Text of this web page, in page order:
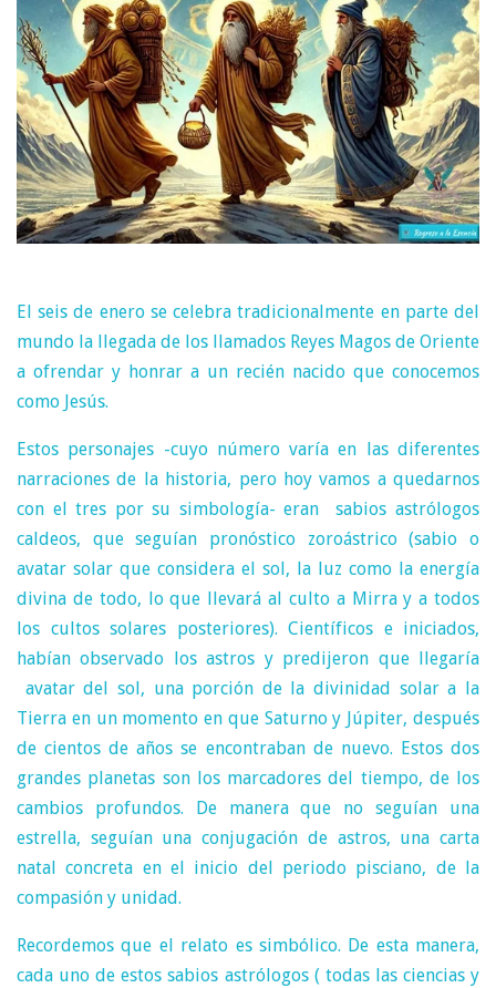
El seis de enero se celebra tradicionalmente en parte del
mundo la llegada de los llamados Reyes Magos de Oriente
a ofrendar y honrar a un recién nacido que conocemos
como Jesús.
Estos personajes -cuyo número varía en las diferentes
narraciones de la historia, pero hoy vamos a quedarnos
con el tres por su simbología- eran sabios astrólogos
caldeos, que seguían pronóstico zoroástrico (sabio o
avatar solar que considera el sol, la luz como la energía
divina de todo, lo que llevará al culto a Mirra y a todos
los cultos solares posteriores). Científicos e iniciados,
habían observado los astros y predijeron que llegaría
avatar del sol, una porción de la divinidad solar a la
Tierra en un momento en que Saturno y Júpiter, después
de cientos de años se encontraban de nuevo. Estos dos
grandes planetas son los marcadores del tiempo, de los
cambios profundos. De manera que no seguían una
estrella, seguían una conjugación de astros, una carta
natal concreta en el inicio del periodo pisciano, de la
compasión y unidad.
Recordemos que el relato es simbólico. De esta manera,
cada uno de estos sabios astrólogos ( todas las ciencias y